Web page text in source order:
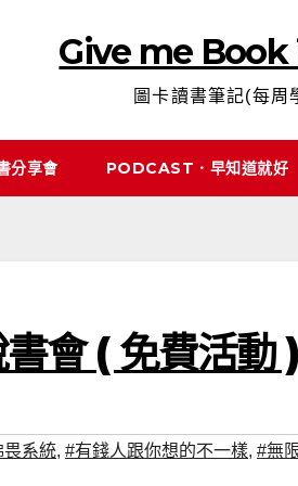
Give me Book
圖卡讀書筆記(每周
分享會 PODCAST．早知道就好
會 ( 免費活動 )
畏系統, #有錢人跟你想的不一樣, #無